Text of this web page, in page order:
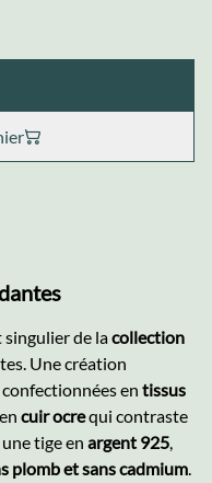
singulier de lacollection
Une création
en tissus
cuir ocrequi contraste
tige en argent 925,
plomb et sans cadmium.